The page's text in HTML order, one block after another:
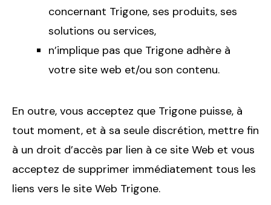
concernant Trigone, ses produits, ses
solutions ou services,
n’implique pas que Trigone adhère à
votre site web et/ou son contenu.
En outre, vous acceptez que Trigone puisse, à
tout moment, et à sa seule discrétion, mettre fin
à un droit d’accès par lien à ce site Web et vous
acceptez de supprimer immédiatement tous les
liens vers le site Web Trigone.